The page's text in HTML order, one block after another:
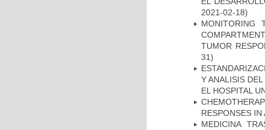
2021-02-18)
MONITORING
TUMOR
31)
Y ANALISIS
EL HOSPITAL
RESPONSES IN
MEDICINA